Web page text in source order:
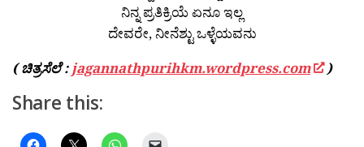
ನಿನ್ನ ಪ್ರತಿಕ್ರಿಯೆ ಏನೂ ಇಲ್ಲ
ದೇವರೇ, ನೀನೆಶ್ಟು ಒಳ್ಳೆಯವನು
( ಚಿತ್ರಸೆಲೆ :jagannathpurihkm.wordpress.com )
Share this: